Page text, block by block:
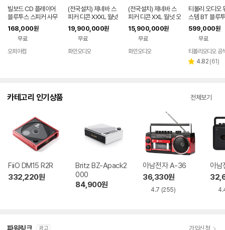
빌보드 CD 플레이어
블루투스 스피커 사무
실 가정용 인테리어 스
마트폰 핸드폰 DC-01
168,000원
무료
오피아컴
(전국설치) 제네바 스
피커 디콘 XXXL 월넛
오크 최신모델 백화점
동일상품
19,900,000원
무료
화인오디오
(전국설치) 제네바 스
피커 디콘 XXL 월넛 오
크 최신모델 백화점동
일상품
15,900,000원
무료
화인오디오
티볼리 오디오
스템 BT 블루
인원 스피커 우
레오 CD플레
모컨
599,000원
무료
티볼리오디오 공
별 4.82 리
(61)
카테고리 인기상품 전체보기
FiiO DM15 R2R
332,220원
Britz BZ-Apack2
000
84,900원
아남전자 A-36
36,330원
4.7 (255)
아
광고 가입신청